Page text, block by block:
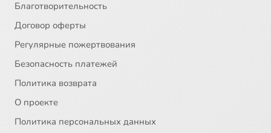
34 КАПИТАНСКАЯ ДОЧКА
37 ГОГОЛЬ НИКОЛАЙ ВАСИЛЬЕВИЧ
Благотворительность
Договор оферты
Регулярные пожертвования
Безопасность платежей
Политика возврата
О проекте
Политика персональных данных